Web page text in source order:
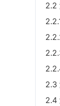
2.2
2.3
2.4